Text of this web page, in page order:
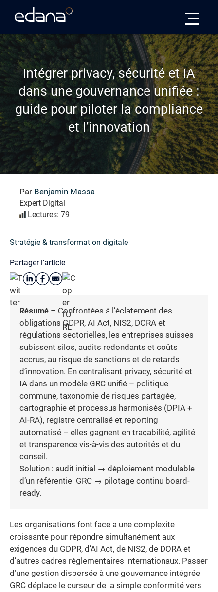
Intégrer privacy, sécurité et IA
dans une gouvernance unifiée :
guide pour piloter la compliance
et l’innovation
Par Benjamin Massa
Expert Digital
Lectures: 79
Stratégie & transformation digitale
Partager l’article
Résumé – Confrontées à l’éclatement des
obligations GDPR, AI Act, NIS2, DORA et
régulations sectorielles, les entreprises suisses
subissent silos, audits redondants et coûts
accrus, au risque de sanctions et de retards
d’innovation. En centralisant privacy, sécurité et
IA dans un modèle GRC unifié – politique
commune, taxonomie de risques partagée,
cartographie et processus harmonisés (DPIA +
AI-RA), registre centralisé et reporting
automatisé – elles gagnent en traçabilité, agilité
et transparence vis-à-vis des autorités et du
conseil.
Solution : audit initial → déploiement modulable
d’un référentiel GRC → pilotage continu board-
ready.
Les organisations font face à une complexité
croissante pour répondre simultanément aux
exigences du GDPR, d’AI Act, de NIS2, de DORA et
d’autres cadres réglementaires internationaux. Passer
d’une gestion dispersée à une gouvernance intégrée
GRC déplace le curseur de la simple conformité vers